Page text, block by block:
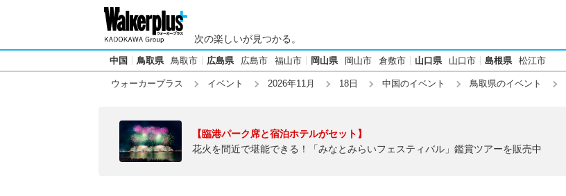
次の楽しいが見つかる。
中国 鳥取県 鳥取市 広島県 広島市 福山市 岡山県 岡山市 倉敷市 山口県 山口市 島根県 松江市
ウォーカープラス イベント 2026年11月 18日 中国のイベント 鳥取県のイベント
【臨港パーク席と宿泊ホテルがセット】
花火を間近で堪能できる！「みなとみらいフェスティバル」鑑賞ツアーを販売中